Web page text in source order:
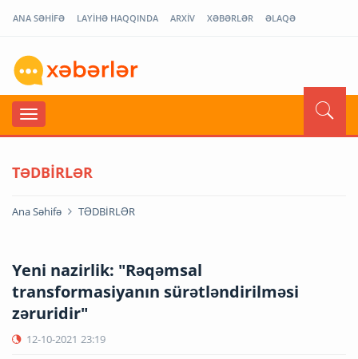
ANA SƏHİFƏ LAYİHƏ HAQQINDA ARXİV XƏBƏRLƏR ƏLAQƏ
TƏDBİRLƏR
Ana Səhifə TƏDBİRLƏR
Yeni nazirlik: "Rəqəmsal
transformasiyanın sürətləndirilməsi
zəruridir"
12-10-2021 23:19